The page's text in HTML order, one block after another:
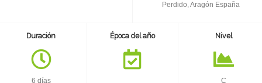
CONTACTO
Perdido, Aragón España
Duración
6 días
Época del año Nivel
C